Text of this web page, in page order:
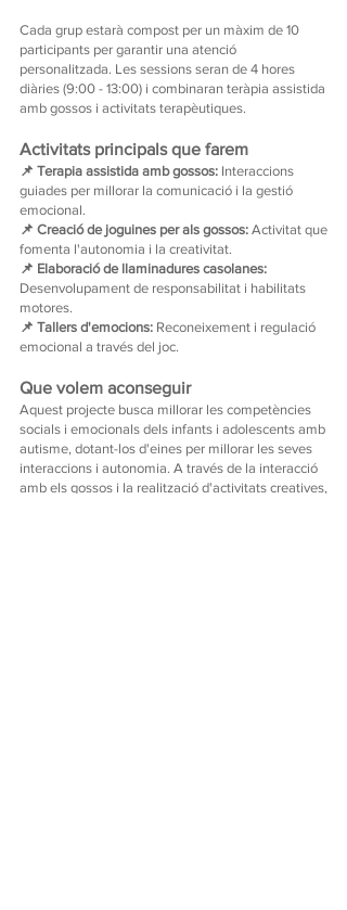
Cada grup estarà compost per un màxim de 10
participants per garantir una atenció
personalitzada. Les sessions seran de 4 hores
diàries (9:00 - 13:00) i combinaran teràpia assistida
amb gossos i activitats terapèutiques.
Activitats principals que farem
📌 Terapia assistida amb gossos: Interaccions
guiades per millorar la comunicació i la gestió
emocional.
📌 Creació de joguines per als gossos: Activitat que
fomenta l'autonomia i la creativitat.
📌 Elaboració de llaminadures casolanes:
Desenvolupament de responsabilitat i habilitats
motores.
📌 Tallers d'emocions: Reconeixement i regulació
emocional a través del joc.
Que volem aconseguir
Aquest projecte busca millorar les competències
socials i emocionals dels infants i adolescents amb
autisme, dotant-los d'eines per millorar les seves
interaccions i autonomia. A través de la interacció
amb els gossos i la realització d'activitats creatives,